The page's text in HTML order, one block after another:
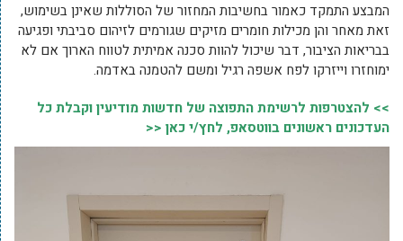
המבצע התמקד כאמור בחשיבות המחזור של הסוללות שאינן בשימוש,
זאת מאחר והן מכילות חומרים מזיקים שגורמים לזיהום סביבתי ופגיעה
בבריאות הציבור, דבר שיכול להוות סכנה אמיתית לטווח הארוך אם לא
ימוחזרו וייזרקו לפח אשפה רגיל ומשם להטמנה באדמה.
>> להצטרפות לרשימת התפוצה של חדשות מודיעין וקבלת כל
העדכונים ראשונים בווטסאפ, לחץ/י כאן <<